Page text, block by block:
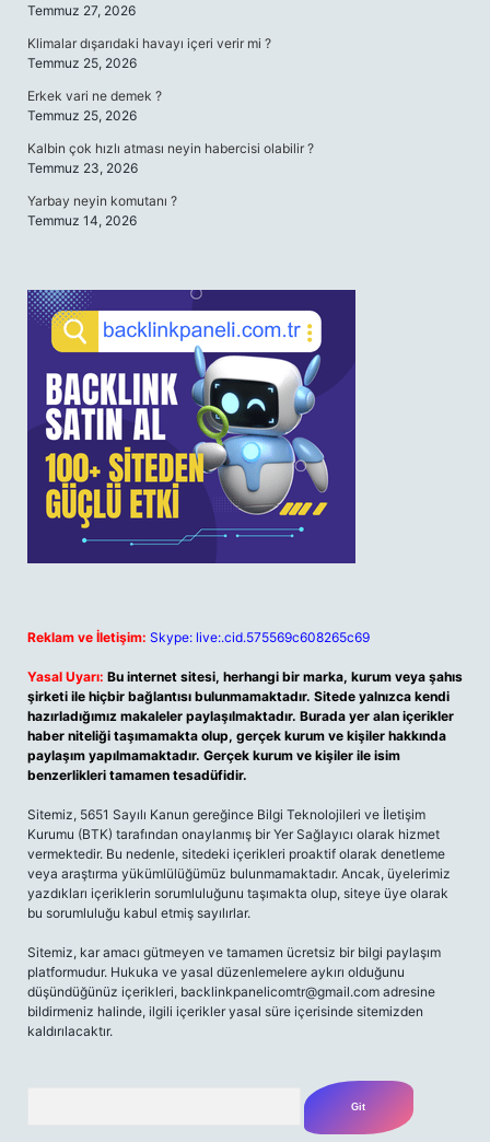
Temmuz 27, 2026
Klimalar dışarıdaki havayı içeri verir mi ?
Temmuz 25, 2026
Erkek vari ne demek ?
Temmuz 25, 2026
Kalbin çok hızlı atması neyin habercisi olabilir ?
Temmuz 23, 2026
Yarbay neyin komutanı ?
Temmuz 14, 2026
Reklam ve İletişim: Skype: live:.cid.575569c608265c69
Yasal Uyarı: Bu internet sitesi, herhangi bir marka, kurum veya şahıs
şirketi ile hiçbir bağlantısı bulunmamaktadır. Sitede yalnızca kendi
hazırladığımız makaleler paylaşılmaktadır. Burada yer alan içerikler
haber niteliği taşımamakta olup, gerçek kurum ve kişiler hakkında
paylaşım yapılmamaktadır. Gerçek kurum ve kişiler ile isim
benzerlikleri tamamen tesadüfidir.
Sitemiz, 5651 Sayılı Kanun gereğince Bilgi Teknolojileri ve İletişim
Kurumu (BTK) tarafından onaylanmış bir Yer Sağlayıcı olarak hizmet
vermektedir. Bu nedenle, sitedeki içerikleri proaktif olarak denetleme
veya araştırma yükümlülüğümüz bulunmamaktadır. Ancak, üyelerimiz
yazdıkları içeriklerin sorumluluğunu taşımakta olup, siteye üye olarak
bu sorumluluğu kabul etmiş sayılırlar.
Sitemiz, kar amacı gütmeyen ve tamamen ücretsiz bir bilgi paylaşım
platformudur. Hukuka ve yasal düzenlemelere aykırı olduğunu
düşündüğünüz içerikleri, backlinkpanelicomtr@gmail.com adresine
bildirmeniz halinde, ilgili içerikler yasal süre içerisinde sitemizden
kaldırılacaktır.